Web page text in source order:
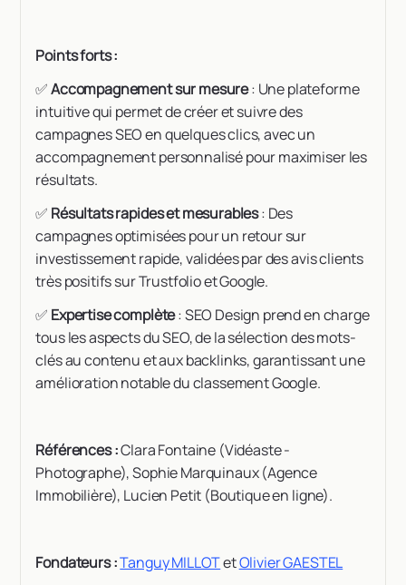
Points forts :
✅Accompagnement sur mesure: Une plateforme
intuitive qui permet de créer et suivre des
campagnes SEO en quelques clics, avec un
accompagnement personnalisé pour maximiser les
résultats.
✅ Résultats rapides et mesurables: Des
campagnes optimisées pour un retour sur
investissement rapide, validées par des avis clients
très positifs sur Trustfolio et Google.
✅ Expertise complète: SEO Design prend en charge
tous les aspects du SEO, de la sélection des mots-
clés au contenu et aux backlinks, garantissant une
amélioration notable du classement Google.
Références :Clara Fontaine (Vidéaste -
Photographe), Sophie Marquinaux (Agence
Immobilière), Lucien Petit (Boutique en ligne).
Fondateurs :Tanguy MILLOTetOlivier GAESTEL